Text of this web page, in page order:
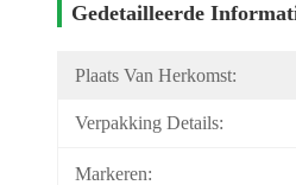
Gedetailleerde
Plaats Van Herkomst:
Verpakking Details:
Markeren: